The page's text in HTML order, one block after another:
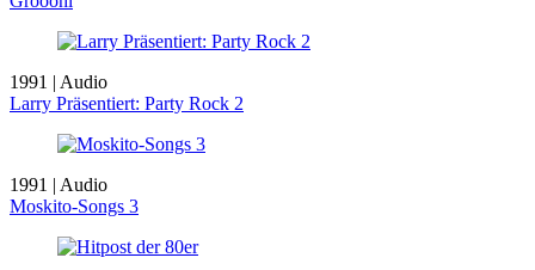
1991 | Audio
Larry Präsentiert: Party Rock 2
1991 | Audio
Moskito-Songs 3